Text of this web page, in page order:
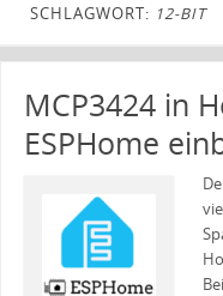
SCHLAGWORT: 12-BIT
MCP3424 in
ESPHome